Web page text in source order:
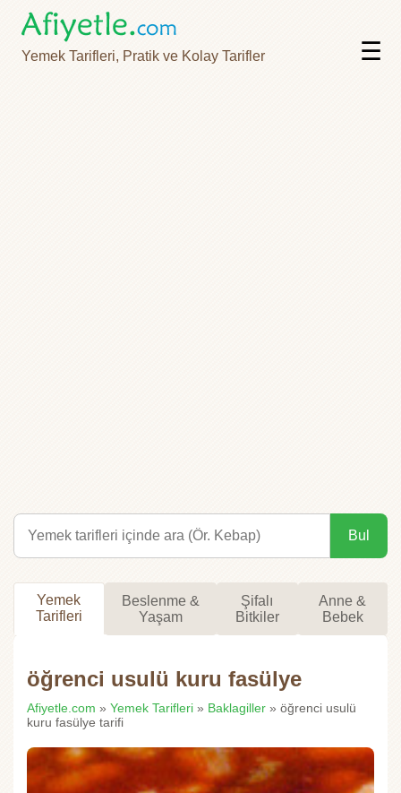
Yemek Tarifleri, Pratik ve Kolay Tarifler ☰
Bul
Yemek
Tarifleri
Beslenme &
Yaşam
Şifalı
Bitkiler
Anne &
Bebek
öğrenci usulü kuru fasülye
Afiyetle.com » Yemek Tarifleri » Baklagiller » öğrenci usulü
kuru fasülye tarifi